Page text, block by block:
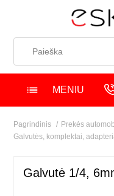
MENIU
Pagrindinis
Prekės
Galvutės, komplektai,
Galvutė 1/4,